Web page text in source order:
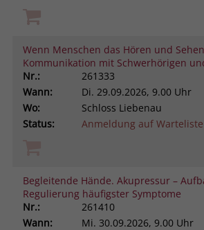
Wenn Menschen das Hören und
Kommunikation mit Schwerhörigen
Nr.:
261333
Wann:
Di. 29.09.2026, 9.00 Uhr
Wo:
Schloss Liebenau
Status:
Anmeldung auf Warteliste
Begleitende Hände. Akupressur –
Regulierung häufigster Symptome
Nr.:
261410
Wann:
Mi. 30.09.2026, 9.00 Uhr